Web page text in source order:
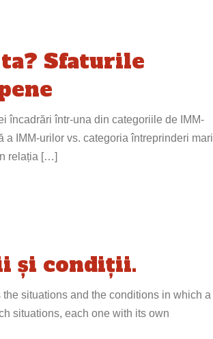
Sfaturile
încadrări într-una din categoriile de IMM-
IMM-urilor vs. categoria întreprinderi mari
relația […]
și condiții.
situations and the conditions in which a
situations, each one with its own